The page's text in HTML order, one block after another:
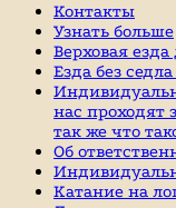
Контакты
Узнать больше
Верховая
Езда без
нас проходят
так же что
Об
Катание на